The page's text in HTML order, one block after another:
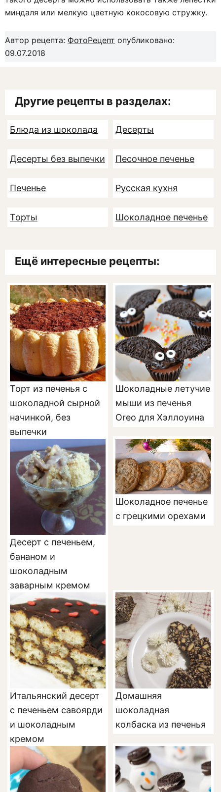
миндаля или мелкую цветную кокосовую стружку.
Автор рецепта: ФотоРецепт опубликовано:
09.07.2018
Другие рецепты в разделах:
Блюда из шоколада Десерты
Десерты без выпечки Песочное печенье
Печенье Русская кухня
Торты Шоколадное печенье
Ещё интересные рецепты:
Торт из печенья с
шоколадной сырной
начинкой, без
выпечки
Шоколадные летучие
мыши из печенья
Oreo для Хэллоуина
Десерт с печеньем,
бананом и
шоколадным
заварным кремом
Шоколадное печенье
с грецкими орехами
Итальянский десерт
с печеньем савоярди
и шоколадным
кремом
Домашняя
шоколадная
колбаска из печенья